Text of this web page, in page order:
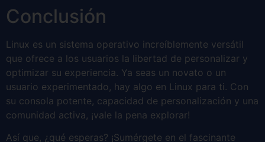
Conclusión
Linux es un sistema operativo increíblemente versátil
que ofrece a los usuarios la libertad de personalizar y
optimizar su experiencia. Ya seas un novato o un
usuario experimentado, hay algo en Linux para ti. Con
su consola potente, capacidad de personalización y una
comunidad activa, ¡vale la pena explorar!
Así que, ¿qué esperas? ¡Sumérgete en el fascinante